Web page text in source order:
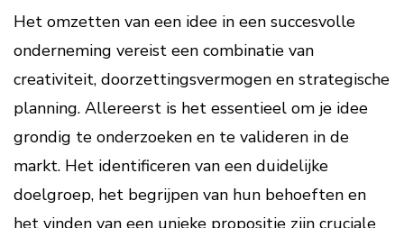
Het omzetten van een idee in een succesvolle
onderneming vereist een combinatie van
creativiteit, doorzettingsvermogen en strategische
planning. Allereerst is het essentieel om je idee
grondig te onderzoeken en te valideren in de
markt. Het identificeren van een duidelijke
doelgroep, het begrijpen van hun behoeften en
het vinden van een unieke propositie zijn cruciale